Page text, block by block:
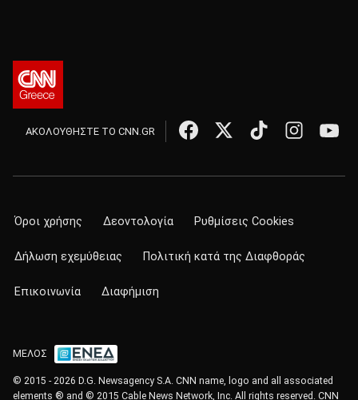
ΑΚΟΛΟΥΘΗΣΤΕ ΤΟ CNN.GR
Όροι χρήσης Δεοντολογία Ρυθμίσεις Cookies
Δήλωση εχεμύθειας Πολιτική κατά της Διαφθοράς
Επικοινωνία Διαφήμιση
ΜΕΛΟΣ
© 2015 - 2026 D.G. Newsagency S.A. CNN name, logo and all associated
elements ® and © 2015 Cable News Network, Inc. All rights reserved. CNN